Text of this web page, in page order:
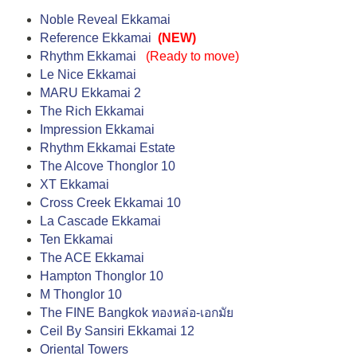
Noble Reveal Ekkamai
Reference Ekkamai (NEW)
Rhythm Ekkamai
(Ready to move)
Le Nice Ekkamai
MARU Ekkamai 2
The Rich Ekkamai
Impression Ekkamai
Rhythm Ekkamai Estate
The Alcove Thonglor 10
XT Ekkamai
Cross Creek Ekkamai 10
La Cascade Ekkamai
Ten Ekkamai
The ACE Ekkamai
Hampton Thonglor 10
M Thonglor 10
The FINE Bangkok ทองหล่อ-เอกมัย
Ceil By Sansiri Ekkamai 12
Oriental Towers